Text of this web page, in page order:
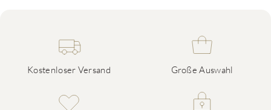
Kostenloser Versand Große Auswahl